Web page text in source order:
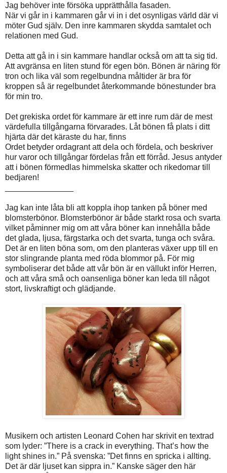
Jag behöver inte försöka upprätthålla fasaden.
När vi går in i kammaren går vi in i det osynligas värld där vi
möter Gud själv. Den inre kammaren skydda samtalet och
relationen med Gud.
Detta att gå in i sin kammare handlar också om att ta sig tid.
Att avgränsa en liten stund för egen bön. Bönen är näring för
tron och lika väl som regelbundna måltider är bra för
kroppen så är regelbundet återkommande bönestunder bra
för min tro.
Det grekiska ordet för kammare är ett inre rum där de mest
värdefulla tillgångarna förvarades. Låt bönen få plats i ditt
hjärta där det käraste du har, finns
Ordet betyder ordagrant att dela och fördela, och beskriver
hur varor och tillgångar fördelas från ett förråd. Jesus antyder
att i bönen förmedlas himmelska skatter och rikedomar till
bedjaren!
Jag kan inte låta bli att koppla ihop tanken på böner med
blomsterbönor. Blomsterbönor är både starkt rosa och svarta
vilket påminner mig om att våra böner kan innehålla både
det glada, ljusa, färgstarka och det svarta, tunga och svåra.
Det är en liten böna som, om den planteras växer upp till en
stor slingrande planta med röda blommor på. För mig
symboliserar det både att vår bön är en vällukt inför Herren,
och att våra små och oansenliga böner kan leda till något
stort, livskraftigt och glädjande.
Musikern och artisten Leonard Cohen har skrivit en textrad
som lyder: ”There is a crack in everything. That’s how the
light shines in.” På svenska: ”Det finns en spricka i allting.
Det är där ljuset kan sippra in.” Kanske säger den här